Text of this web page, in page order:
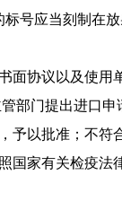
标号应当刻制在
面协议以及使用
部门提出进口
予以批准；不符
国家有关检疫法